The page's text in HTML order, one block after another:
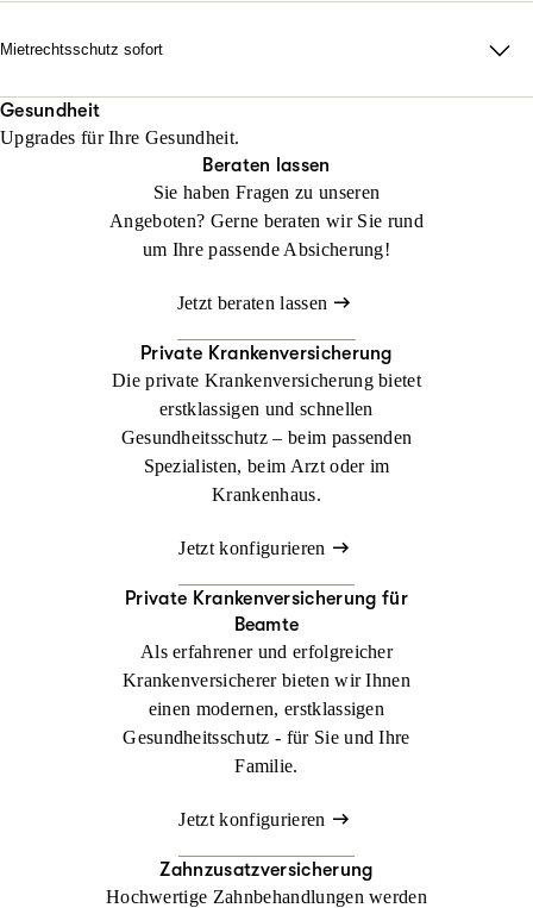
erforderlich auch durch alle Instanzen.
Jetzt konfigurieren
keinen Anwalt beauftragt haben!
Jetzt konfigurieren Beraten lassen
Mietrechtsschutz sofort
übernehmen Ihre Anwalts- und Gerichtskosten und geben
sofortige Rückendeckung bei Streit rund ums Wohnen.
Jetzt konfigurieren Beraten lassen
Gesundheit
Upgrades für Ihre Gesundheit.
Beraten lassen
Sie haben Fragen zu unseren
Angeboten? Gerne beraten wir Sie rund
um Ihre passende Absicherung!
Jetzt beraten lassen
Private Krankenversicherung
Die private Krankenversicherung bietet
erstklassigen und schnellen
Gesundheitsschutz – beim passenden
Spezialisten, beim Arzt oder im
Krankenhaus.
Jetzt konfigurieren
Private Krankenversicherung für
Beamte
Als erfahrener und erfolgreicher
Krankenversicherer bieten wir Ihnen
einen modernen, erstklassigen
Gesundheitsschutz - für Sie und Ihre
Familie.
Jetzt konfigurieren
Zahnzusatzversicherung
Hochwertige Zahnbehandlungen werden